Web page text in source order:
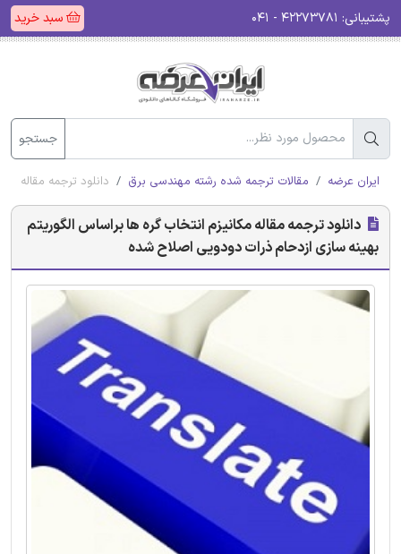
پشتیبانی: سبد خرید
جستجو
ایران عرضه مقالات ترجمه شده رشته مهندسی برق دانلود ترجمه مقاله
دانلود ترجمه مقاله مکانیزم انتخاب گره ها براساس الگوریتم
بهینه سازی ازدحام ذرات دودویی اصلاح شده